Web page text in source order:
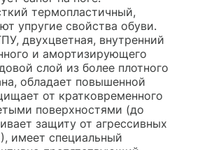
термопластичный,
упругие свойства обуви.
двухцветная, внутренний
и амортизирующего
слой из более плотного
обладает повышенной
от кратковременного
поверхностями (до
защиту от агрессивных
имеет специальный